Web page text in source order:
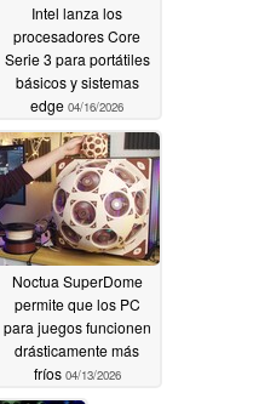
Intel lanza los
procesadores Core
Serie 3 para portátiles
básicos y sistemas
edge 04/16/2026
Noctua SuperDome
permite que los PC
para juegos funcionen
drásticamente más
fríos 04/13/2026